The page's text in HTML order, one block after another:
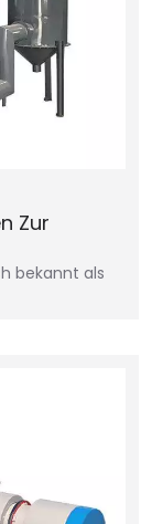
Zur
bekannt als